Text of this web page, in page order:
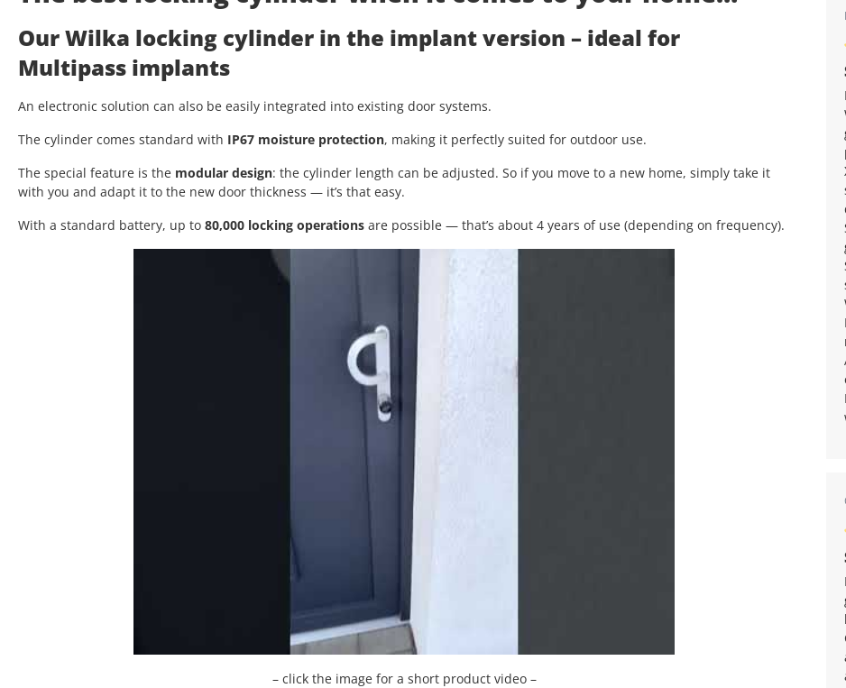
Our Wilka locking cylinder in the implant version – ideal for
Multipass implants
An electronic solution can also be easily integrated into existing door systems.
The cylinder comes standard with IP67 moisture protection, making it perfectly suited for outdoor use.
The special feature is the modular design: the cylinder length can be adjusted. So if you move to a new home, simply take it
with you and adapt it to the new door thickness — it’s that easy.
With a standard battery, up to 80,000 locking operations are possible — that’s about 4 years of use (depending on frequency).
– click the image for a short product video –